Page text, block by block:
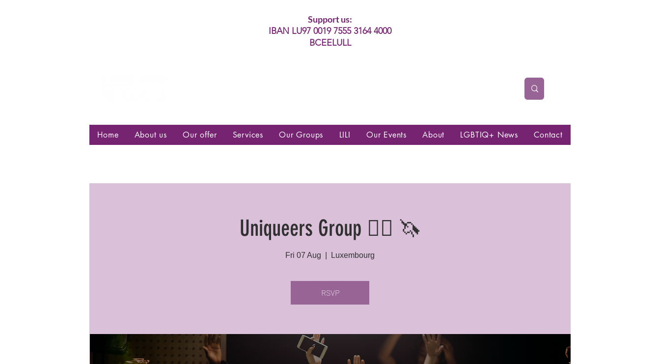
Support us:
IBAN LU97 0019 7555 3164 4000
BCEELULL
Home About us Our offer Services Our Groups LILI Our Events About LGBTIQ+ News Contact
Uniqueers Group 🏳️‍🌈 🦄
Fri 07 Aug Luxembourg
RSVP